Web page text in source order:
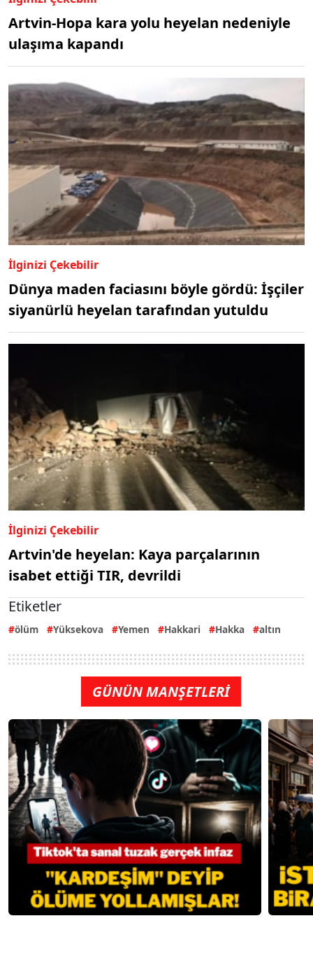
Artvin-Hopa kara yolu heyelan nedeniyle
ulaşıma kapandı
İlginizi Çekebilir
Dünya maden faciasını böyle gördü: İşçiler
siyanürlü heyelan tarafından yutuldu
İlginizi Çekebilir
Artvin'de heyelan: Kaya parçalarının
isabet ettiği TIR, devrildi
Etiketler
ölüm Yüksekova Yemen Hakkari Hakka altın
GÜNÜN MANŞETLERİ